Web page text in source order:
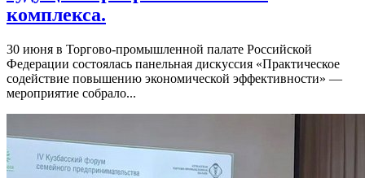
комплекса.
30 июня в Торгово-промышленной палате Российской
Федерации состоялась панельная дискуссия «Практическое
содействие повышению экономической эффективности» —
мероприятие собрало...